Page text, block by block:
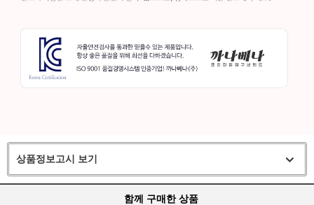
상품정보고시 보기
함께 구매한 상품